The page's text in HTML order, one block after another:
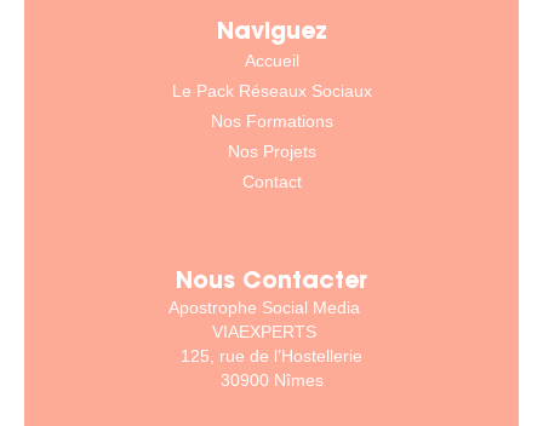
Naviguez
Accueil
Le Pack Réseaux Sociaux
Nos Formations
Nos Projets
Contact
Nous Contacter
Apostrophe Social Media
VIAEXPERTS
125, rue de l’Hostellerie
30900 Nîmes